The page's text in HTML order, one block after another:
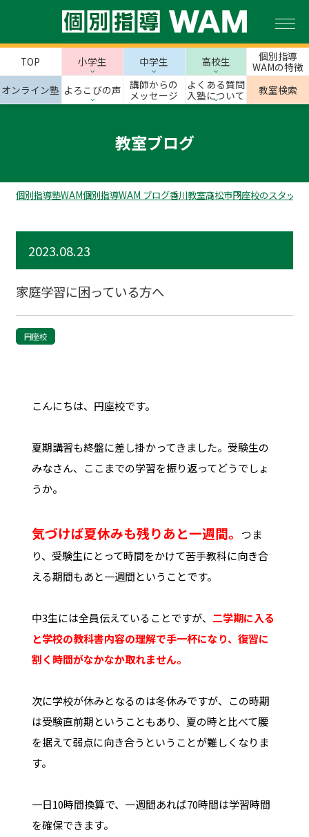
TOP 小学生 中学生 高校生
個別指導
WAMの特徴
オンライン塾 よろこびの声
講師からの
メッセージ
よくある質問
入塾について
教室検索
教室ブログ
個別指導塾WAM個別指導WAM ブログ香川教室高松市円座校のスタッフ
2023.08.23
家庭学習に困っている方へ
円座校
こんにちは、円座校です。
夏期講習も終盤に差し掛かってきました。受験生の
みなさん、ここまでの学習を振り返ってどうでしょ
うか。
気づけば夏休みも残りあと一週間。
つま
り、受験生にとって時間をかけて苦手教科に向き合
える期間もあと一週間ということです。
中3生には全員伝えていることですが、 二学期に入る
と学校の教科書内容の理解で手一杯になり、復習に
割く時間がなかなか取れません。
次に学校が休みとなるのは冬休みですが、この時期
は受験直前期ということもあり、夏の時と比べて腰
を据えて弱点に向き合うということが難しくなりま
す。
一日10時間換算で、一週間あれば70時間は学習時間
を確保できます。